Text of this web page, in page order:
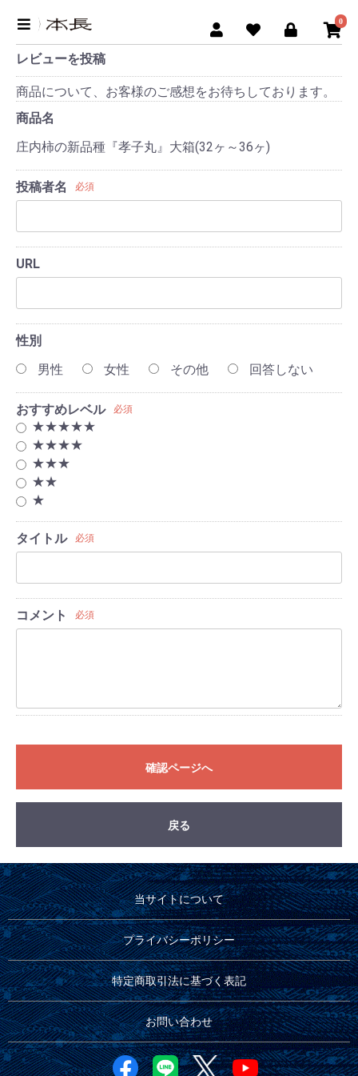
0
レビューを投稿
商品について、お客様のご感想をお待ちしております。
商品名
庄内柿の新品種『孝子丸』大箱(32ヶ～36ヶ)
投稿者名 必須
URL
性別
男性
女性 その他 回答しない
おすすめレベル 必須
★★★★★
★★★★
★★★
★★
★
タイトル 必須
コメント 必須
確認ページへ
戻る
当サイトについて
プライバシーポリシー
特定商取引法に基づく表記
お問い合わせ